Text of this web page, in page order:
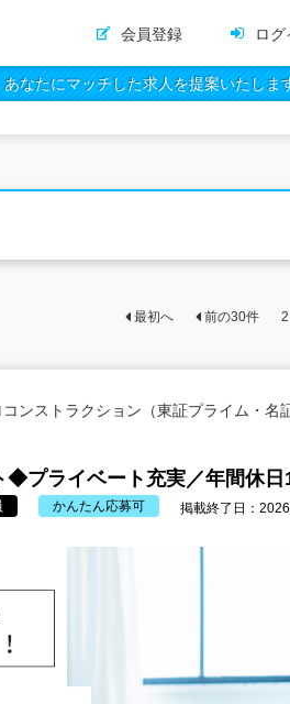
会員登録 ログ
なたにマッチした求人を提案いたしま
最初へ 前の30件 2
ンストラクション（東証プライム・名
◆プライベート充実／年間休
かんたん応募可 掲載終了日：